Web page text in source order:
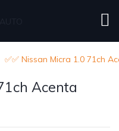
✅✅ Nissan Micra 1.0 71ch
Acenta